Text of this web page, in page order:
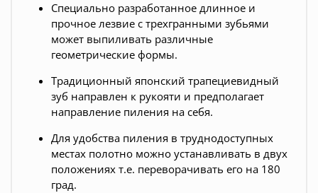
Специально разработанное длинное и
прочное лезвие с трехгранными зубьями
может выпиливать различные
геометрические формы.
Традиционный японский трапециевидный
зуб направлен к рукояти и предполагает
направление пиления на себя.
Для удобства пиления в труднодоступных
местах полотно можно устанавливать в двух
положениях т.е. переворачивать его на 180
град.